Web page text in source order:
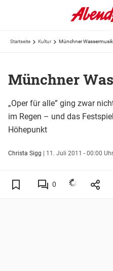
Startseite Kultur Münchner Wassermusik
Münchner
„Oper für alle” ging zwar
im Regen – und das
Höhepunkt
Christa Sigg | 11. Juli 2011 - 00:00 Uhr
0